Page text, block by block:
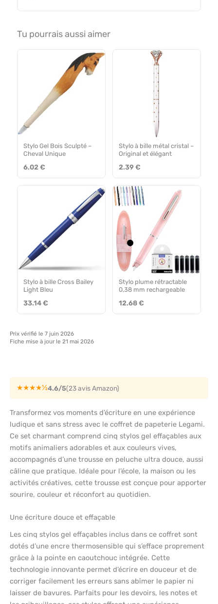
Tu pourrais aussi aimer
Stylo Gel Bois Sculpté –
Cheval Unique
6.02 €
Stylo à bille métal cristal –
Original et élégant
2.39 €
Stylo à bille Cross Bailey
Light Bleu
33.14 €
Stylo plume rétractable
0,38 mm rechargeable
12.68 €
Prix vérifié le 7 juin 2026
Fiche mise à jour le 21 mai 2026
★★★★½4.6/5(23 avis Amazon)
Transformez vos moments d’écriture en une expérience
ludique et sans stress avec le coffret de papeterie Legami.
Ce set charmant comprend cinq stylos gel effaçables aux
motifs animaliers adorables et aux couleurs vives,
accompagnés d’une trousse en peluche ultra douce, aussi
câline que pratique. Idéale pour l’école, la maison ou les
activités créatives, cette trousse est conçue pour apporter
sourire, couleur et réconfort au quotidien.
Une écriture douce et effaçable
Les cinq stylos gel effaçables inclus dans ce coffret sont
dotés d’une encre thermosensible qui s’efface proprement
grâce à la pointe en caoutchouc intégrée. Cette
technologie innovante permet d’écrire en douceur et de
corriger facilement les erreurs sans abîmer le papier ni
laisser de bavures. Parfaits pour les devoirs, les notes et